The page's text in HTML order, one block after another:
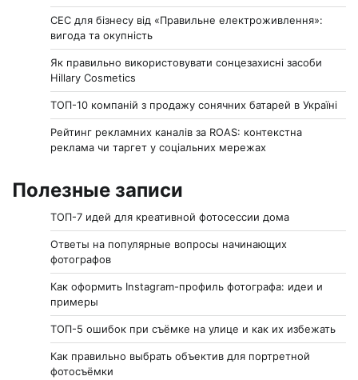
СЕС для бізнесу від «Правильне електроживлення»:
вигода та окупність
Як правильно використовувати сонцезахисні засоби
Hillary Cosmetics
ТОП-10 компаній з продажу сонячних батарей в Україні
Рейтинг рекламних каналів за ROAS: контекстна
реклама чи таргет у соціальних мережах
Полезные записи
ТОП-7 идей для креативной фотосессии дома
Ответы на популярные вопросы начинающих
фотографов
Как оформить Instagram-профиль фотографа: идеи и
примеры
ТОП-5 ошибок при съёмке на улице и как их избежать
Как правильно выбрать объектив для портретной
фотосъёмки